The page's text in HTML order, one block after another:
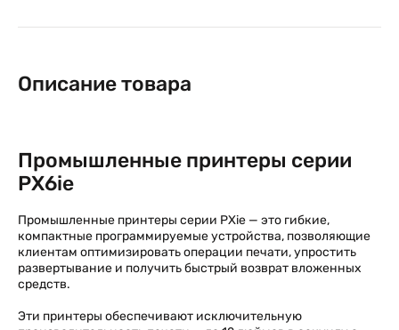
Описание товара
Промышленные принтеры серии
PХ6ie
Промышленные принтеры серии PХie — это гибкие,
компактные программируемые устройства, позволяющие
клиентам оптимизировать операции печати, упростить
развертывание и получить быстрый возврат вложенных
средств.
Эти принтеры обеспечивают исключительную